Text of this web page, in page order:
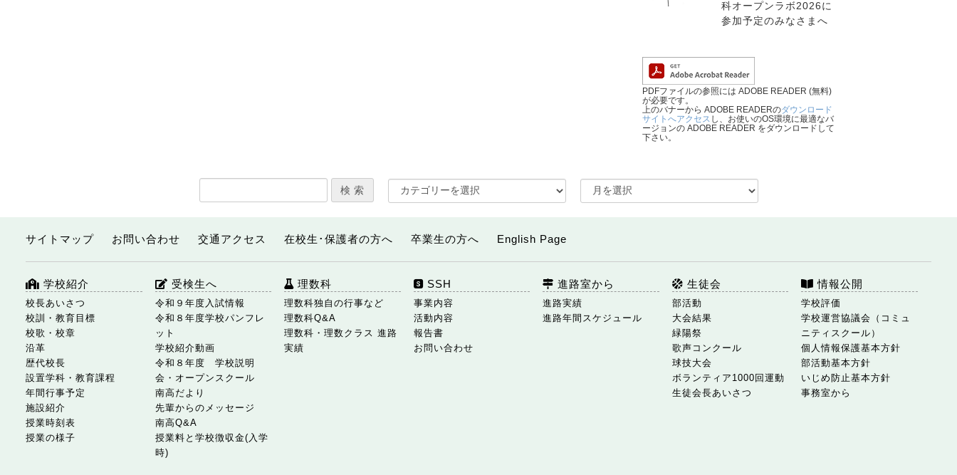
科オープンラボ2026に
参加予定のみなさまへ
PDFファイルの参照には ADOBE READER (無料)
が必要です。
上のバナーから ADOBE READERのダウンロード
サイトへアクセス し、お使いのOS環境に最適なバ
ージョンの ADOBE READER をダウンロードして
下さい。
サイトマップ お問い合わせ 交通アクセス 在校生･保護者の方へ 卒業生の方へ English Page
学校紹介
校長あいさつ
校訓・教育目標
校歌・校章
沿革
歴代校長
設置学科・教育課程
年間行事予定
施設紹介
授業時刻表
授業の様子
受検生へ
令和９年度入試情報
令和８年度学校パンフレ
ット
学校紹介動画
令和８年度 学校説明
会・オープンスクール
南高だより
先輩からのメッセージ
南高Q&A
授業料と学校徴収金(入学
時)
理数科
理数科独自の行事など
理数科Q&A
理数科・理数クラス 進路
実績
SSH
事業内容
活動内容
報告書
お問い合わせ
進路室から
進路実績
進路年間スケジュール
生徒会
部活動
大会結果
緑陽祭
歌声コンクール
球技大会
ボランティア1000回運動
生徒会長あいさつ
情報公開
学校評価
学校運営協議会（コミュ
ニティスクール）
個人情報保護基本方針
部活動基本方針
いじめ防止基本方針
事務室から